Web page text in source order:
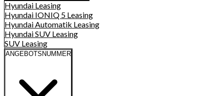
Hyundai Leasing
Hyundai IONIQ 5 Leasing
Hyundai Automatik Leasing
Hyundai SUV Leasing
SUV Leasing
ANGEBOTSNUMMER